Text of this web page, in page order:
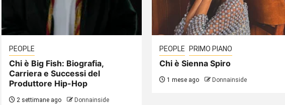
PEOPLE
Chi è Big Fish: Biografia,
Carriera e Successi del
Produttore Hip-Hop
2 settimane ago Donnainside
PEOPLE PRIMO PIANO
Chi è Sienna Spiro
1 mese ago Donnainside